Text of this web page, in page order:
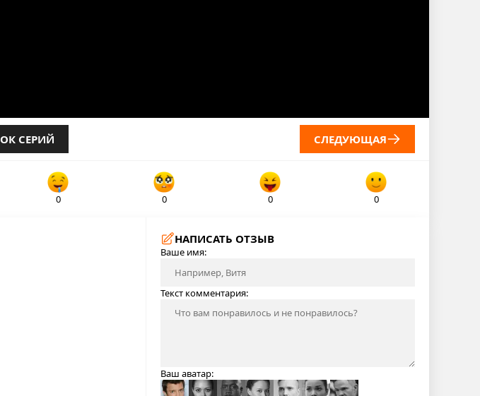
СЕРИЙ СЛЕДУЮЩАЯ
0 0 0 0
НАПИСАТЬ ОТЗЫВ
Ваше имя:
Текст комментария:
Ваш аватар: